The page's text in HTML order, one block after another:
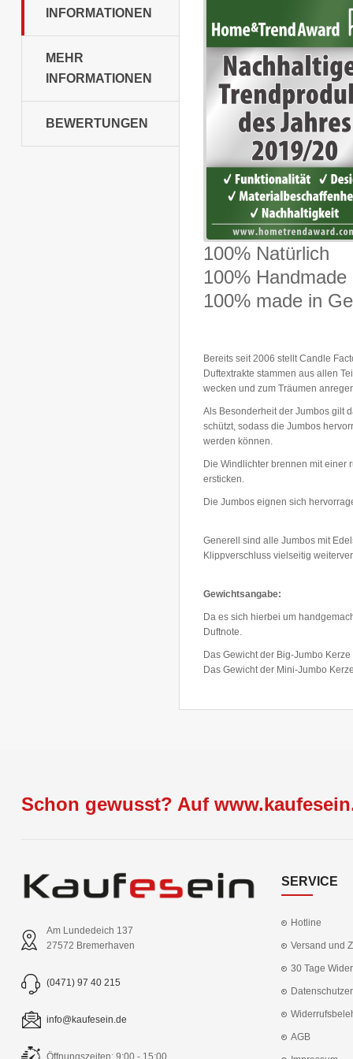
INFORMATIONEN
MEHR
INFORMATIONEN
BEWERTUNGEN
100% Natürlich
100% Handmade
100% made in
Bereits seit 2006 stellt Candle
Duftextrakte stammen aus allen
wecken und zum Träumen
Als Besonderheit der Jumbos gilt
schützt, sodass die Jumbos
werden können.
Die Windlichter brennen mit einer
ersticken.
Die Jumbos eignen sich
Generell sind alle Jumbos mit
Klippverschluss vielseitig
Gewichtsangabe:
Da es sich hierbei um
Duftnote.
Das Gewicht der Big-Jumbo
Das Gewicht der Mini-Jumbo
Schon gewusst? Auf
Am Lundedeich 137
27572 Bremerhaven
(0471) 97 40 215
info@kaufesein.de
SERVICE
Hotline
Versand und
30 Tage
AGB